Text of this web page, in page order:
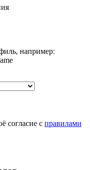
например:
согласие с правилами